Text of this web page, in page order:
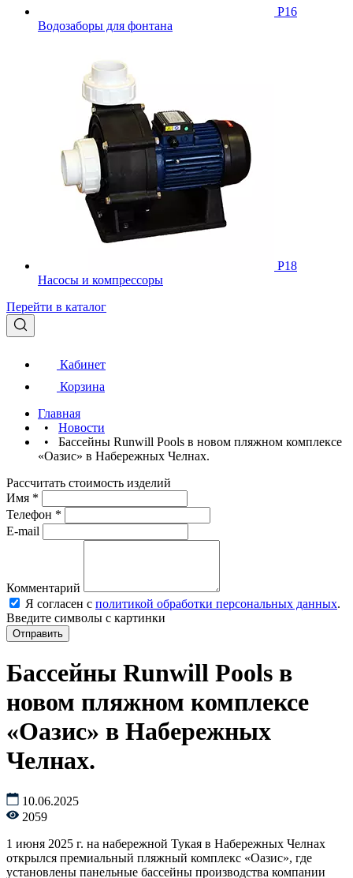
Р16
Водозаборы для фонтана
Р18
Насосы и компрессоры
Перейти в каталог
Кабинет
Корзина
Главная
• Новости
• Бассейны Runwill Pools в новом пляжном комплексе
«Оазис» в Набережных Челнах.
Рассчитать стоимость изделий
Имя *
Телефон *
E-mail
Комментарий
Я согласен с политикой обработки персональных данных.
Введите символы с картинки
Бассейны Runwill Pools в
новом пляжном комплексе
«Оазис» в Набережных
Челнах.
10.06.2025
2059
1 июня 2025 г. на набережной Тукая в Набережных Челнах
открылся премиальный пляжный комплекс «Оазис», где
установлены панельные бассейны производства компании